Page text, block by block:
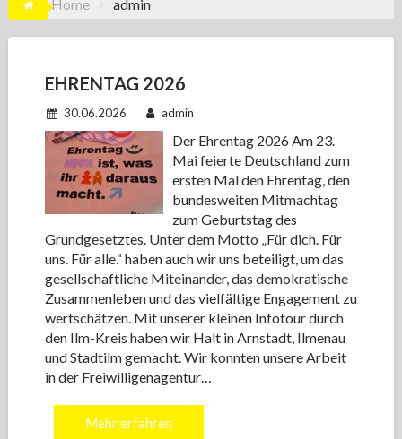
Home admin
EHRENTAG 2026
30.06.2026 admin
Der Ehrentag 2026 Am 23.
Mai feierte Deutschland zum
ersten Mal den Ehrentag, den
bundesweiten Mitmachtag
zum Geburtstag des
Grundgesetztes. Unter dem Motto „Für dich. Für
uns. Für alle.“ haben auch wir uns beteiligt, um das
gesellschaftliche Miteinander, das demokratische
Zusammenleben und das vielfältige Engagement zu
wertschätzen. Mit unserer kleinen Infotour durch
den Ilm-Kreis haben wir Halt in Arnstadt, Ilmenau
und Stadtilm gemacht. Wir konnten unsere Arbeit
in der Freiwilligenagentur…
Mehr erfahren